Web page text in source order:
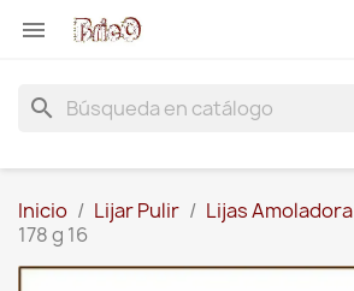

search
Inicio Lijar Pulir Lijas Amoladora
178 g 16